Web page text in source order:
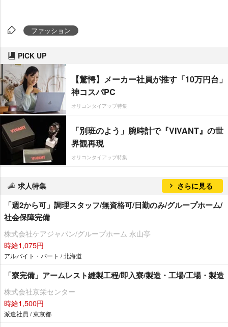
ファッション
PICK UP
【驚愕】メーカー社員が推す「10万円台」
神コスパPC
オリコンタイアップ特集
「別班のよう」腕時計で『VIVANT』の世
界観再現
オリコンタイアップ特集
求人特集 さらに見る
「週2から可」調理スタッフ/無資格可/日勤のみ/グループホーム/
社会保障完備
株式会社ケアジャパン/グループホーム 永山亭
時給1,075円
アルバイト・パート / 北海道
「寮完備」アームレスト縫製工程/即入寮/製造・工場/工場・製造
株式会社京栄センター
時給1,500円
派遣社員 / 東京都